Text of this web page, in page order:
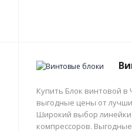
Купить Блок винтовой в
выгодные цены от
Широкий выбор
компрессоров.